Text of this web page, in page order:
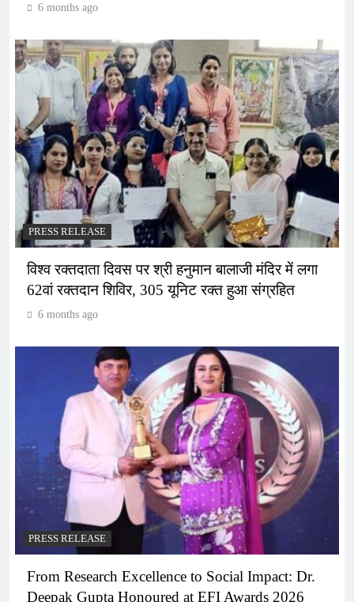
6 months ago
PRESS RELEASE
विश्व रक्तदाता दिवस पर श्री हनुमान बालाजी मंदिर में लगा
62वां रक्तदान शिविर, 305 यूनिट रक्त हुआ संग्रहित
6 months ago
PRESS RELEASE
From Research Excellence to Social Impact: Dr.
Deepak Gupta Honoured at EFI Awards 2026